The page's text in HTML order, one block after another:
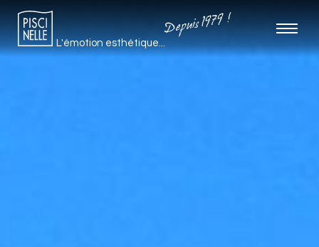
L'émotion esthétique...
Depuis 1979 !